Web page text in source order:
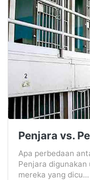
Penjara vs.
Apa perbedaan
Penjara
mereka yang dicu...